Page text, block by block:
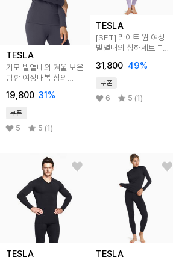
TESLA
기모 발열내의 겨울 보온
방한 여성내복 상의
19,800 31 %
쿠폰
5 5 (1)
TESLA
[SET] 라이트 웜 여성
발열내의 상하세트 TM-
31,800 49%
쿠폰
6 5 (1)
TESLA TESLA